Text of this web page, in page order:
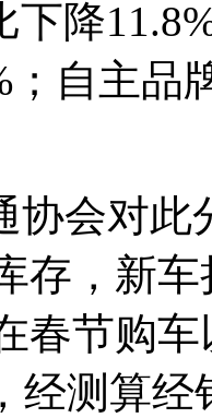
下降
；自主品
协会对
存，新
春节购
经测算